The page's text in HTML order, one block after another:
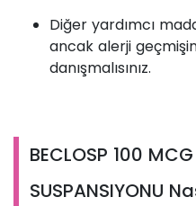
Diğer yardımcı
ancak alerji
danışmalısınız.
BECLOSP 100 MCG
SUSPANSIYONU